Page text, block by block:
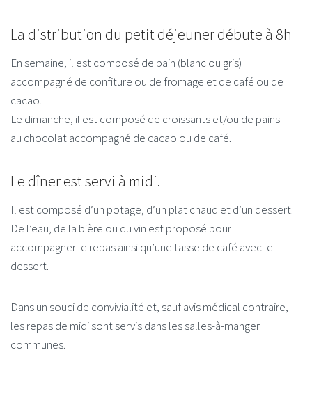
La distribution du petit déjeuner débute à 8h
En semaine, il est composé de pain (blanc ou gris)
accompagné de confiture ou de fromage et de café ou de
cacao.
Le dimanche, il est composé de croissants et/ou de pains
au chocolat accompagné de cacao ou de café.
Le dîner est servi à midi.
Il est composé d’un potage, d’un plat chaud et d’un dessert.
De l’eau, de la bière ou du vin est proposé pour
accompagner le repas ainsi qu’une tasse de café avec le
dessert.
Dans un souci de convivialité et, sauf avis médical contraire,
les repas de midi sont servis dans les salles-à-manger
communes.